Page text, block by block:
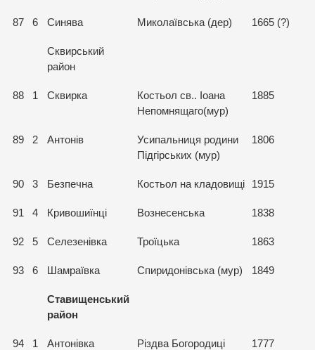
87 6 Синява Миколаївська (дер) 1665 (?)
Сквирський
район
88 1 Сквирка
Костьол св.. Іоана
Непомнящаго(мур)
1885
89 2 Антонів
Усипальниця родини
Підгірських (мур)
1806
90 3 Безпечна Костьол на кладовищі 1915
91 4 Кривошиїнці Вознесенська 1838
92 5 Селезенівка Троїцька 1863
93 6 Шамраївка Спиридонівська (мур) 1849
Ставищенський
район
94 1 Антонівка Різдва Богородиці 1777